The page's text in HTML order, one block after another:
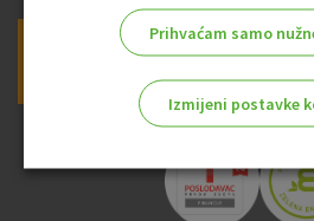
Prijava na newsletter OTP
Prihvaćam samo
Izmijeni postavke